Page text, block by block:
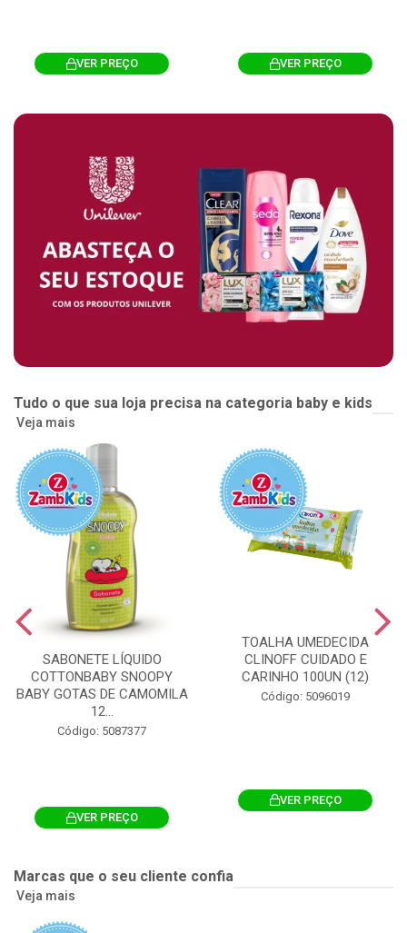
VER PREÇO VER PREÇO
Tudo o que sua loja precisa na categoria baby e kids
Veja mais
SABONETE LÍQUIDO
COTTONBABY SNOOPY
BABY GOTAS DE CAMOMILA
12...
Código: 5087377
VER PREÇO
TOALHA UMEDECIDA
CLINOFF CUIDADO E
CARINHO 100UN (12)
Código: 5096019
VER PREÇO
Marcas que o seu cliente confia
Veja mais